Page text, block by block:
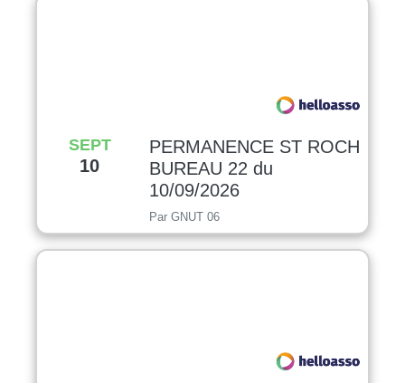
SEPT
10
PERMANENCE ST ROCH
BUREAU 22 du
10/09/2026
Par GNUT 06